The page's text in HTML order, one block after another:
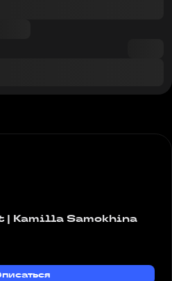
Kamilla Samokhina